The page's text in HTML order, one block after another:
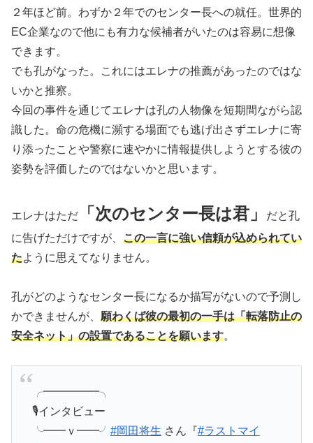
２年ほど前。わずか２年でのセンター長への就任。世界的
EC企業なので他にも有力な候補者がいたのは容易に想像
できます。
でも孔がなった。これにはエレナの推薦があったのではな
いかと推察。
今回の事件を通じてエレナは孔の人物像を短期間ながら認
識した。命の危機に瀕する場面でも逃げ出さずエレナに寄
り添ったことや警察に速やかに情報提供しようとする彼の
姿勢を評価したのではないかと思います。
エレナはただ 「次のセンター長は君」
だと孔
に告げただけですが、 この一言に強い信頼が込められてい
たように思えてなりません。
孔がどのようなセンター長になるか描写がないので予測し
かできませんが、 願わくば彼の最初の一手は「転落防止の
安全ネット」の設置であることを願います。
╭━━━━━╮
🎙️インタビュー
╰━━ｖ━━╯ #岡田将生 さん『#ラストマイ